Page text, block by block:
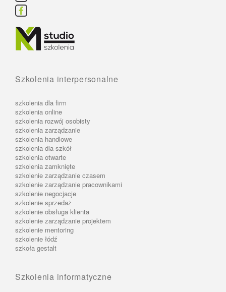
Szkolenia interpersonalne
szkolenia dla firm
szkolenia online
szkolenia rozwój osobisty
szkolenia zarządzanie
szkolenia handlowe
szkolenia dla szkół
szkolenia otwarte
szkolenia zamknięte
szkolenie zarządzanie czasem
szkolenie zarządzanie pracownikami
szkolenie negocjacje
szkolenie sprzedaż
szkolenie obsługa klienta
szkolenie zarządzanie projektem
szkolenie mentoring
szkolenie łódź
szkoła gestalt
Szkolenia informatyczne